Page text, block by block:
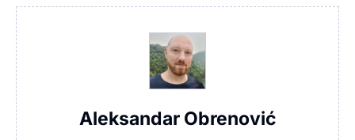
Aleksandar Obrenović